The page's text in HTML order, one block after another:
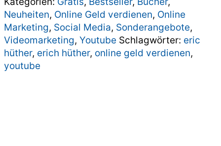
Neuheiten, Online Geld verdienen, Online
Marketing, Social Media, Sonderangebote,
Videomarketing, Youtube Schlagwörter: eric
hüther, erich hüther, online geld verdienen,
youtube